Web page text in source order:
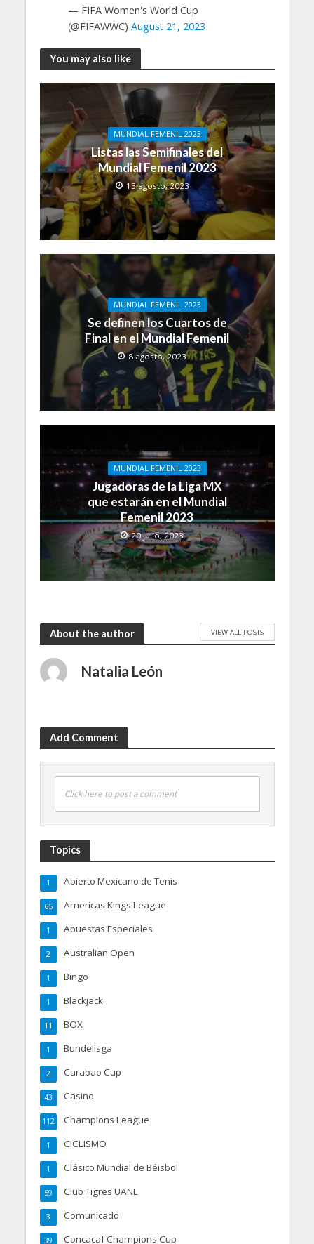
— FIFA Women's World Cup
(@FIFAWWC) August 21, 2023
You may also like
MUNDIAL FEMENIL 2023
Listas las Semifinales del
Mundial Femenil 2023
13 agosto, 2023
MUNDIAL FEMENIL 2023
Se definen los Cuartos de
Final en el Mundial Femenil
8 agosto, 2023
MUNDIAL FEMENIL 2023
Jugadoras de la Liga MX
que estarán en el Mundial
Femenil 2023
20 julio, 2023
About the author VIEW ALL POSTS
Natalia León
Add Comment
Click here to post a comment
Topics
Abierto Mexicano de Tenis
1
Americas Kings League
65
Apuestas Especiales
1
Australian Open
2
Bingo
1
Blackjack
1
BOX
11
Bundelisga
1
Carabao Cup
2
Casino
43
Champions League
112
CICLISMO
1
Clásico Mundial de Béisbol
1
Club Tigres UANL
59
Comunicado
3
Concacaf Champions Cup
39